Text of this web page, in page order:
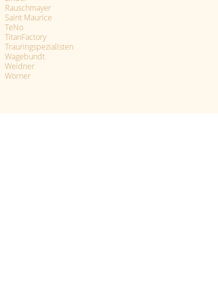
Rauschmayer
Saint Maurice
TeNo
TitanFactory
Trauringspezialisten
Wagebundt
Weidner
Wörner